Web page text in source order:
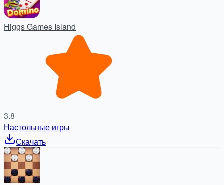
Higgs Games Island
3.8
Настольные игры
Скачать